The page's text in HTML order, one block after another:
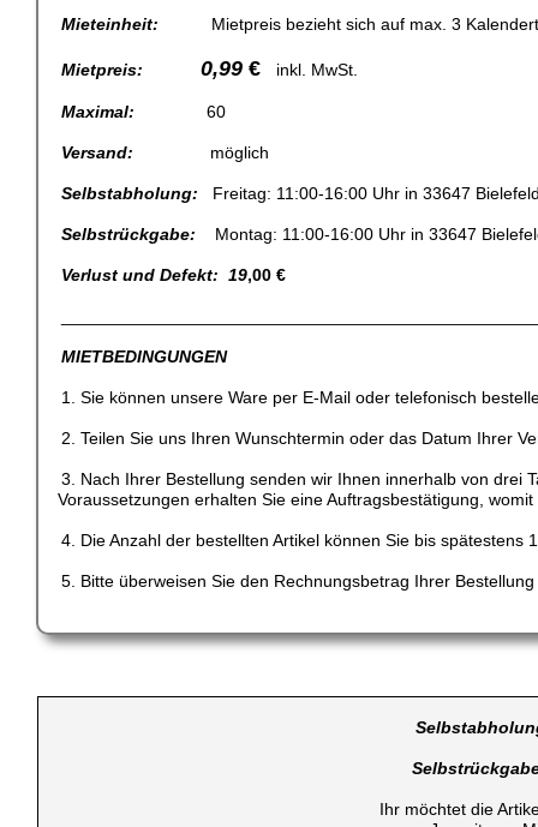
Mieteinheit: Mietpreis bezieht sich auf max. 3
Mietpreis: 0,99 € inkl. MwSt.
Maximal: 60
Versand: möglich
Selbstabholung: Freitag: 11:00-16:00 Uhr in 33647
Selbstrückgabe: Montag: 11:00-16:00 Uhr in 33647
Verlust und Defekt: 19,00 €
MIETBEDINGUNGEN
1. Sie können unsere Ware per E-Mail oder telefonisch
2. Teilen Sie uns Ihren Wunschtermin oder das Datum Ihrer
3. Nach Ihrer Bestellung senden wir Ihnen innerhalb von
Voraussetzungen erhalten Sie eine Auftragsbestätigung,
4. Die Anzahl der bestellten Artikel können Sie bis spätestens
5. Bitte überweisen Sie den Rechnungsbetrag Ihrer
Ihr möchtet die